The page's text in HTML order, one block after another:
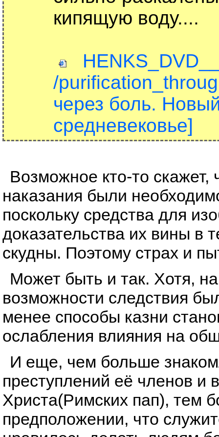
кипящую воду....
/
через боль.
средневековье]
Возможное кто-то
наказания были
поскольку средства для
доказательства их вины в
скудны. Поэтому страх и
Может быть и так. Хотя,
возможности следствия
менее способы казни
ослабления влияния на
И еще, чем больше
преступлений её членов и
Христа(Римских пап), тем
предположении, что